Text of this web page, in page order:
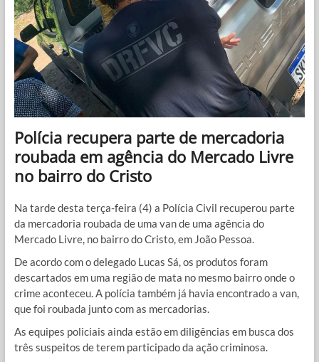
Polícia recupera parte de mercadoria
roubada em agência do Mercado Livre
no bairro do Cristo
Na tarde desta terça-feira (4) a Polícia Civil recuperou parte
da mercadoria roubada de uma van de uma agência do
Mercado Livre, no bairro do Cristo, em João Pessoa.
De acordo com o delegado Lucas Sá, os produtos foram
descartados em uma região de mata no mesmo bairro onde o
crime aconteceu. A polícia também já havia encontrado a van,
que foi roubada junto com as mercadorias.
As equipes policiais ainda estão em diligências em busca dos
três suspeitos de terem participado da ação criminosa.